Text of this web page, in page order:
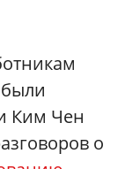
Ким Чен
о